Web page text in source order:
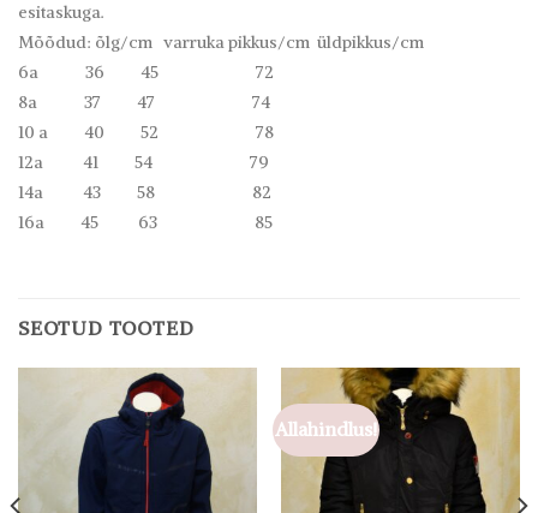
esitaskuga.
Mõõdud: õlg/cm varruka pikkus/cm üldpikkus/cm
6a 36 45 72
8a 37 47 74
10 a 40 52 78
12a 41 54 79
14a 43 58 82
16a 45 63 85
SEOTUD TOOTED
Allahindlus!